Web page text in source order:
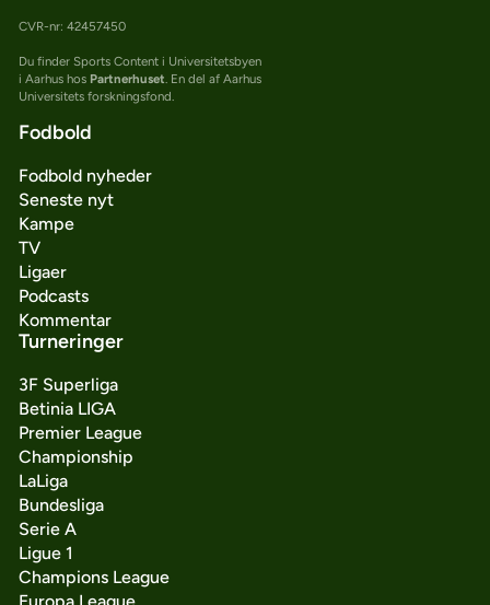
CVR-nr: 42457450
Du finder Sports Content i Universitetsbyen
i Aarhus hos Partnerhuset . En del af Aarhus
Universitets forskningsfond.
Fodbold
Fodbold nyheder
Seneste nyt
Kampe
TV
Ligaer
Podcasts
Kommentar
Turneringer
3F Superliga
Betinia LIGA
Premier League
Championship
LaLiga
Bundesliga
Serie A
Ligue 1
Champions League